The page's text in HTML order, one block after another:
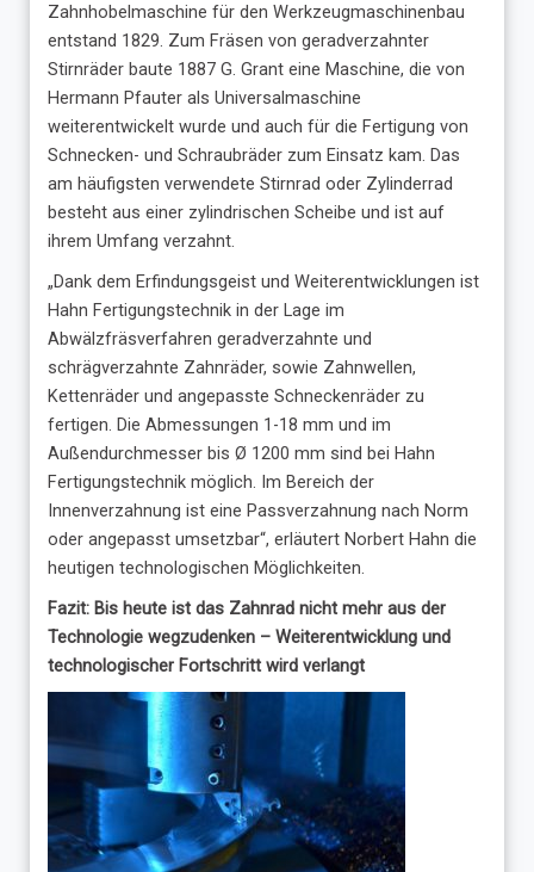
Zahnhobelmaschine für den Werkzeugmaschinenbau
entstand 1829. Zum Fräsen von geradverzahnter
Stirnräder baute 1887 G. Grant eine Maschine, die von
Hermann Pfauter als Universalmaschine
weiterentwickelt wurde und auch für die Fertigung von
Schnecken- und Schraubräder zum Einsatz kam. Das
am häufigsten verwendete Stirnrad oder Zylinderrad
besteht aus einer zylindrischen Scheibe und ist auf
ihrem Umfang verzahnt.
„Dank dem Erfindungsgeist und Weiterentwicklungen ist
Hahn Fertigungstechnik in der Lage im
Abwälzfräsverfahren geradverzahnte und
schrägverzahnte Zahnräder, sowie Zahnwellen,
Kettenräder und angepasste Schneckenräder zu
fertigen. Die Abmessungen 1-18 mm und im
Außendurchmesser bis Ø 1200 mm sind bei Hahn
Fertigungstechnik möglich. Im Bereich der
Innenverzahnung ist eine Passverzahnung nach Norm
oder angepasst umsetzbar“, erläutert Norbert Hahn die
heutigen technologischen Möglichkeiten.
Fazit: Bis heute ist das Zahnrad nicht mehr aus der
Technologie wegzudenken – Weiterentwicklung und
technologischer Fortschritt wird verlangt